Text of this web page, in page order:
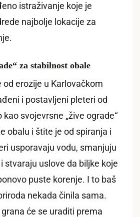
istraživanje koje je
najbolje lokacije za
za stabilnost obale
od erozije u Karlovačkom
i postavljeni pleteri od
svojevrsne „žive ograde“
obalu i štite je od spiranja i
usporavaju vodu, smanjuju
stvaraju uslove da biljke koje
puste korenje. I to baš
nekada činila sama.
će se uraditi prema